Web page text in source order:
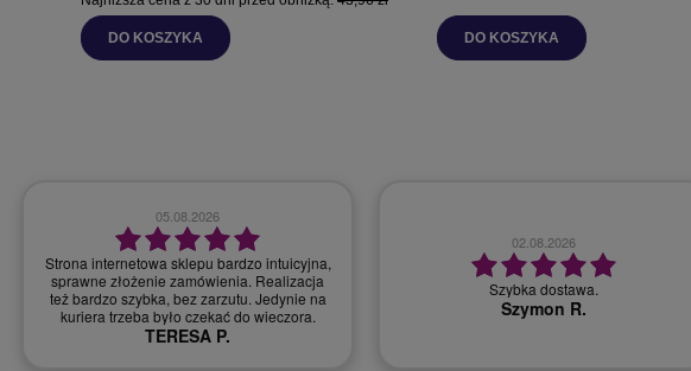
DO KOSZYKA DO KOSZYKA
30.07.2026
Wszystko super, miła i profesjonalna
obsługa.
bardzo dobry kontakt, szybka realizacja
zamówienia
Monika T.